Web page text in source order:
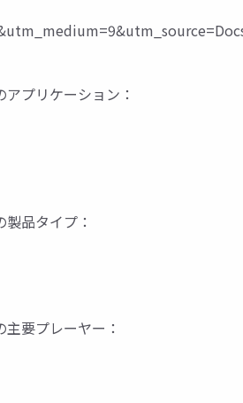
プリケーション：
品タイプ：
要プレーヤー：